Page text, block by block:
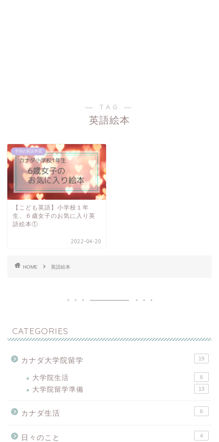
― TAG ―
英語絵本
子供の英語学習
【こども英語】小学校１年
生、６歳女子のお気に入り英
語絵本①
2022-04-20
HOME 英語絵本
CATEGORIES
カナダ大学院留学 19
大学院生活 6
大学院留学準備 13
カナダ生活 6
日々のこと 4